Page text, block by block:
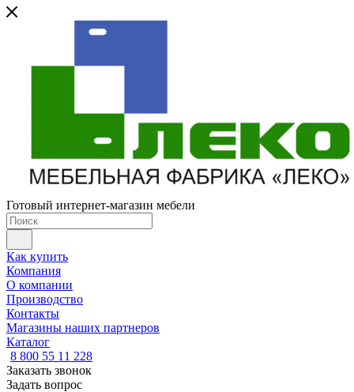
Готовый интернет-магазин мебели
Как купить
Компания
О компании
Производство
Контакты
Магазины наших партнеров
Каталог
8 800 55 11 228
Заказать звонок
Задать вопрос